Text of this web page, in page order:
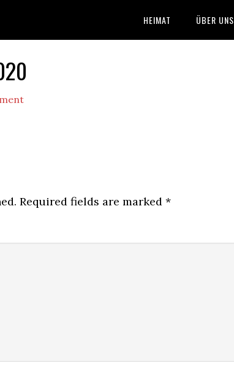
HEIMAT ÜBER UNS
Required fields are marked *